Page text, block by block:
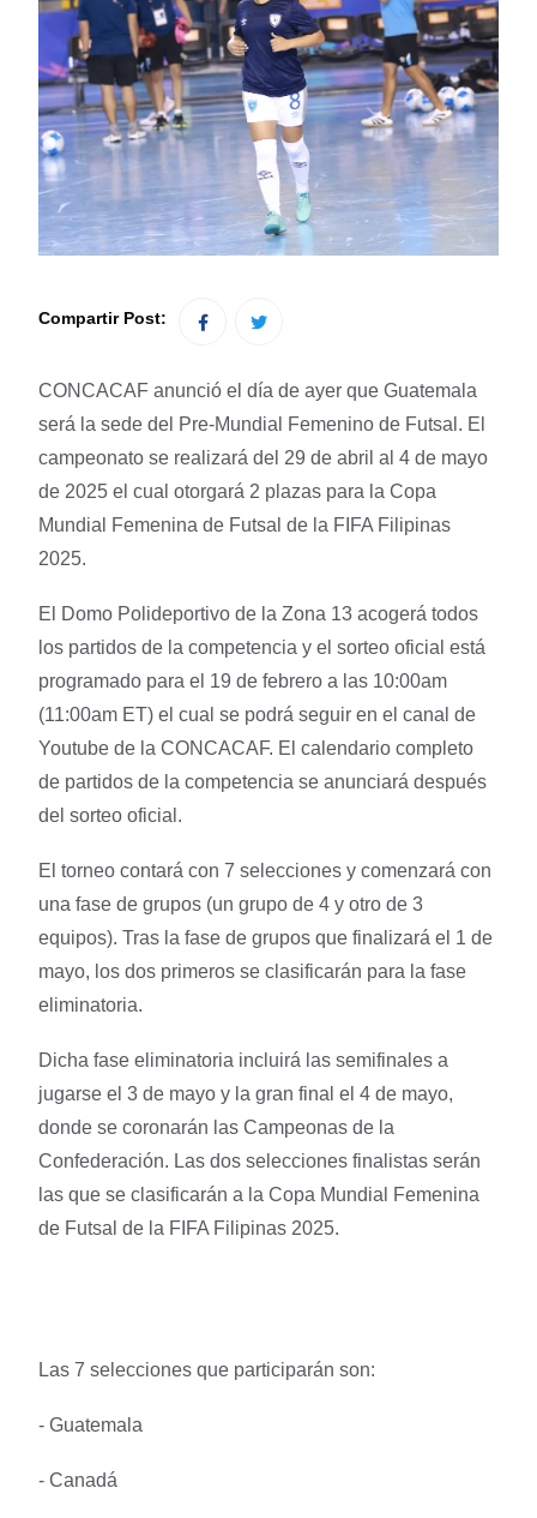
Compartir Post:
CONCACAF anunció el día de ayer que Guatemala
será la sede del Pre-Mundial Femenino de Futsal. El
campeonato se realizará del 29 de abril al 4 de mayo
de 2025 el cual otorgará 2 plazas para la Copa
Mundial Femenina de Futsal de la FIFA Filipinas
2025.
El Domo Polideportivo de la Zona 13 acogerá todos
los partidos de la competencia y el sorteo oficial está
programado para el 19 de febrero a las 10:00am
(11:00am ET) el cual se podrá seguir en el canal de
Youtube de la CONCACAF. El calendario completo
de partidos de la competencia se anunciará después
del sorteo oficial.
El torneo contará con 7 selecciones y comenzará con
una fase de grupos (un grupo de 4 y otro de 3
equipos). Tras la fase de grupos que finalizará el 1 de
mayo, los dos primeros se clasificarán para la fase
eliminatoria.
Dicha fase eliminatoria incluirá las semifinales a
jugarse el 3 de mayo y la gran final el 4 de mayo,
donde se coronarán las Campeonas de la
Confederación. Las dos selecciones finalistas serán
las que se clasificarán a la Copa Mundial Femenina
de Futsal de la FIFA Filipinas 2025.
Las 7 selecciones que participarán son:
- Guatemala
- Canadá